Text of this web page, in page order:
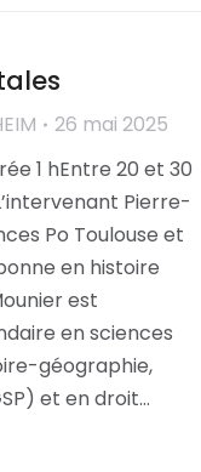
26 mai 2025
1 hEntre 20 et 30
Pierre-
Po Toulouse et
en histoire
est
en sciences
géographie,
et en droit…